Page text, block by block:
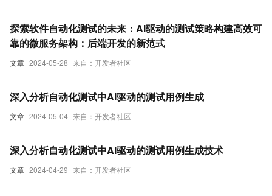
文章 2024-05-28 来自：开发者社区
探索软件自动化测试的未来：AI驱动的测试策略构建高效可
靠的微服务架构：后端开发的新范式
文章 2024-05-04 来自：开发者社区
深入分析自动化测试中AI驱动的测试用例生成
文章 2024-04-29 来自：开发者社区
深入分析自动化测试中AI驱动的测试用例生成技术